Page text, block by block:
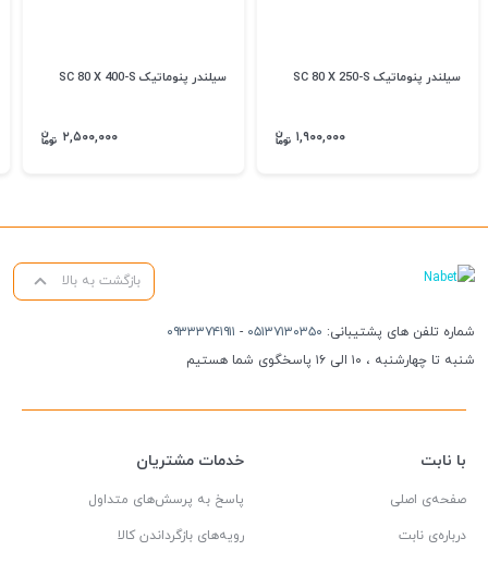
سیلندر پنوماتیک SC 80 X 250-S
۱,۹۰۰,۰۰۰
سیلندر پنوماتیک SC 80 X 400-S
۲,۵۰۰,۰۰۰
بازگشت به بالا
شماره تلفن های پشتیبانی: ۰۵۱۳۷۱۳۰۳۵۰ - ۰۹۳۳۳۷۴۱۹۱۱
شنبه تا چهارشنبه ، ۱۰ الی ۱۶ پاسخگوی شما هستیم
با نابت
صفحه‌ی اصلی
درباره‌ی نابت
خدمات مشتریان
پاسخ به پرسش‌های متداول
رویه‌های بازگرداندن کالا